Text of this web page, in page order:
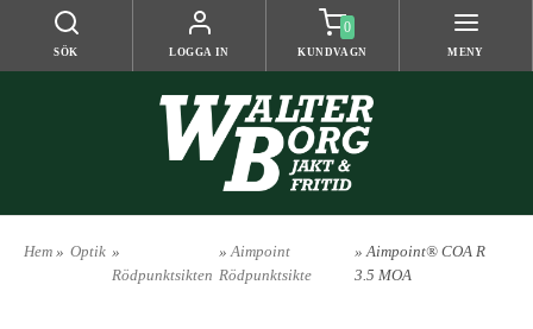
SÖK LOGGA IN
0
KUNDVAGN MENY
Hem » Optik »
Rödpunktsikten
»Aimpoint
Rödpunktsikte
» Aimpoint® COA R
3.5 MOA